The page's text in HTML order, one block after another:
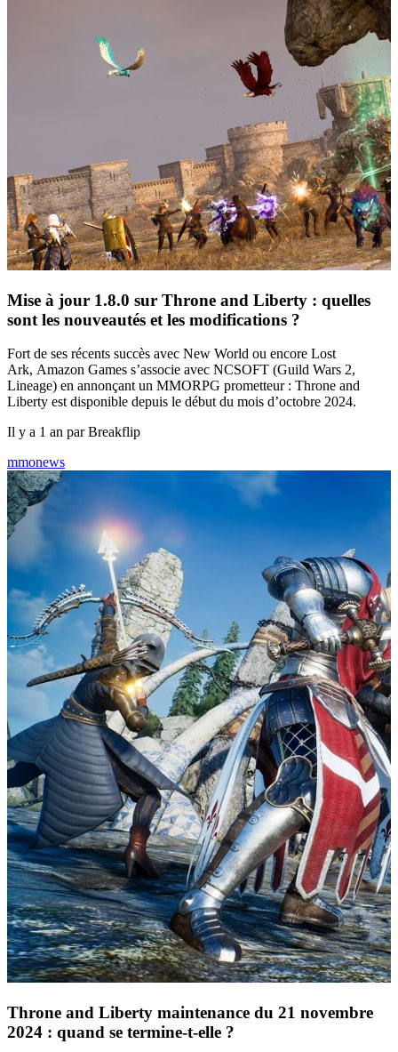
Mise à jour 1.8.0 sur Throne and Liberty : quelles
sont les nouveautés et les modifications ?
Fort de ses récents succès avec New World ou encore Lost
Ark, Amazon Games s’associe avec NCSOFT (Guild Wars 2,
Lineage) en annonçant un MMORPG prometteur : Throne and
Liberty est disponible depuis le début du mois d’octobre 2024.
Il y a 1 an par Breakflip
mmonews
Throne and Liberty maintenance du 21 novembre
2024 : quand se termine-t-elle ?